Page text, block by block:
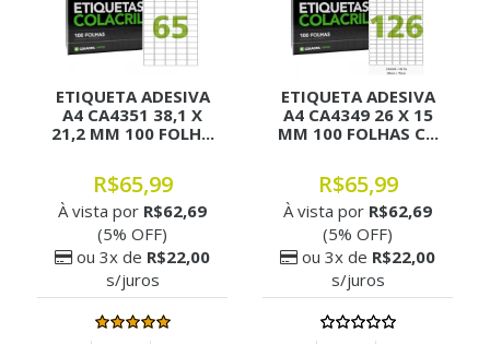
ETIQUETA ADESIVA
A4 CA4351 38,1 X
21,2 MM 100 FOLH...
R$65,99
À vista por R$62,69
(5% OFF)
ou 3x de R$22,00
s/juros
ETIQUETA ADESIVA
A4 CA4349 26 X 15
MM 100 FOLHAS C...
R$65,99
À vista por R$62,69
(5% OFF)
ou 3x de R$22,00
s/juros